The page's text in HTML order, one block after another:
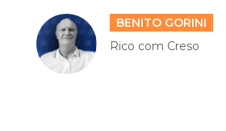
BENITO GORINI
Rico com Creso